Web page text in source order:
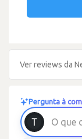
Ver reviews da
Pergunta à
O que d